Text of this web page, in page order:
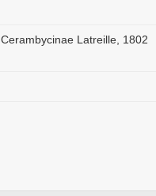
Cerambycinae Latreille, 1802